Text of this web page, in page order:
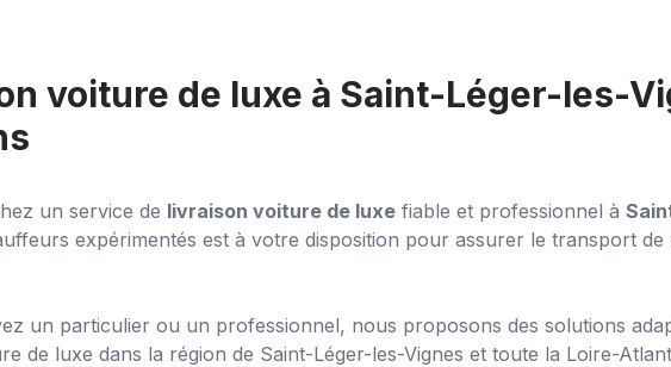
voiture de luxe à Saint-Léger-les-
un service de livraison voiture de luxe fiable et professionnel à
expérimentés est à votre disposition pour assurer le transport de
un particulier ou un professionnel, nous proposons des solutions
de luxe dans la région de Saint-Léger-les-Vignes et toute la Loire-